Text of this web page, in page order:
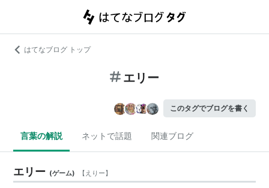
はてなブログ トップ
エリー
このタグでブログを書く
言葉の解説 ネットで話題 関連ブログ
エリー (ゲーム) 【 えりー】